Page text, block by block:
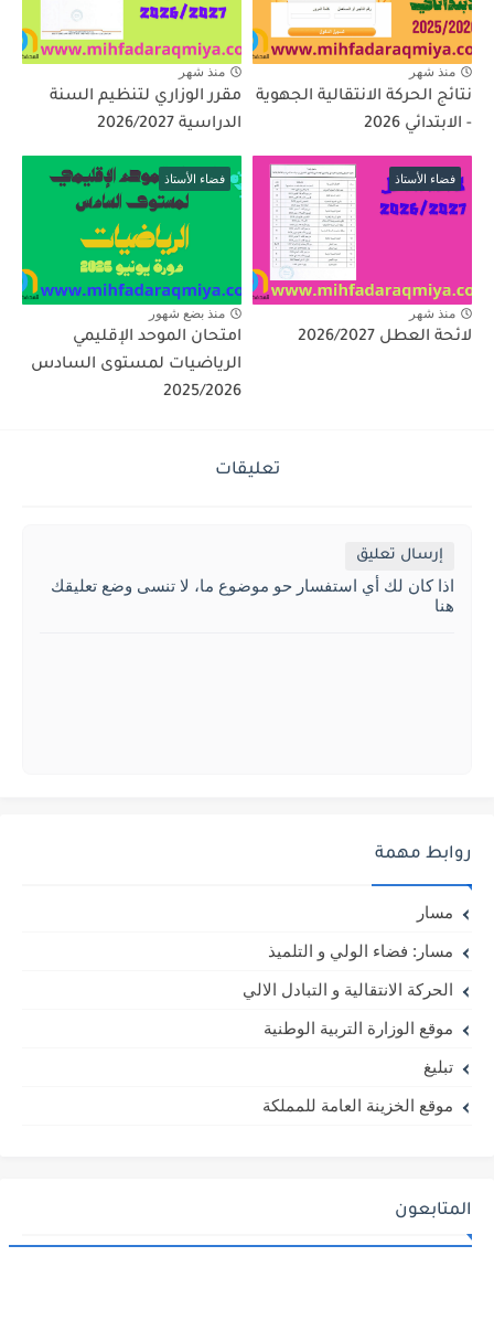
منذ شهر
نتائج الحركة الانتقالية الجهوية
- الابتدائي 2026
منذ شهر
مقرر الوزاري لتنظيم السنة
الدراسية 2026/2027
فضاء الأستاذ
منذ شهر
لائحة العطل 2026/2027
فضاء الأستاذ
منذ بضع شهور
امتحان الموحد الإقليمي
الرياضيات لمستوى السادس
2025/2026
تعليقات
إرسال تعليق
اذا كان لك أي استفسار حو موضوع ما، لا تنسى وضع تعليقك
هنا
روابط مهمة
مسار
مسار: فضاء الولي و التلميذ
الحركة الانتقالية و التبادل الالي
موقع الوزارة التربية الوطنية
تبليغ
موقع الخزينة العامة للمملكة
المتابعون